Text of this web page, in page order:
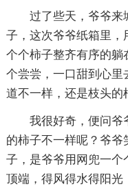
过了些天，爷爷来
子，这次爷爷纸箱里，
个个柿子整齐有序的躺
个尝尝，一口甜到心里
道不一样，还是枝头的
我很好奇，便问爷
的柿子不一样呢？爷爷
子，是爷爷用网兜一个
顶端，得风得水得阳光